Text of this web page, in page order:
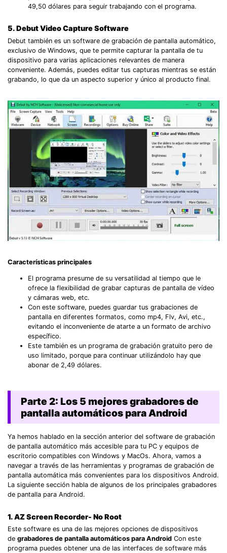
49,50 dólares para seguir trabajando con el programa.
5. Debut Video Capture Software
Debut también es un software de grabación de pantalla automático,
exclusivo de Windows, que te permite capturar la pantalla de tu
dispositivo para varias aplicaciones relevantes de manera
conveniente. Además, puedes editar tus capturas mientras se están
grabando, lo que da un aspecto superior y único al producto final.
Características principales
El programa presume de su versatilidad al tiempo que le
ofrece la flexibilidad de grabar capturas de pantalla de vídeo
y cámaras web, etc.
Con este software, puedes guardar tus grabaciones de
pantalla en diferentes formatos, como mp4, Flv, Avi, etc.,
evitando el inconveniente de atarte a un formato de archivo
específico.
Este también es un programa de grabación gratuito pero de
uso limitado, porque para continuar utilizándolo hay que
abonar de 2,49 dólares.
Parte 2: Los 5 mejores grabadores de
pantalla automáticos para Android
Ya hemos hablado en la sección anterior del software de grabación
de pantalla automático más accesible para tu PC y equipos de
escritorio compatibles con Windows y MacOs. Ahora, vamos a
navegar a través de las herramientas y programas de grabación de
pantalla automática más convenientes para los dispositivos Android.
La siguiente sección habla de algunos de los principales grabadores
de pantalla para Android.
1. AZ Screen Recorder- No Root
Este software es una de las mejores opciones de dispositivos
de grabadores de pantalla automáticos para Android Con este
programa puedes obtener una de las interfaces de software más
Record Like a Pro, Edit
With AI Ease.
Record. Edit. Share. All with Filmora!
Got It Try It Now